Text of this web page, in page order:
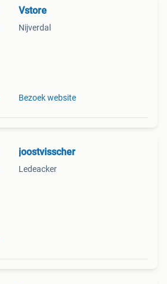
Vstore
Nijverdal
Bezoek website
joostvisscher
Ledeacker